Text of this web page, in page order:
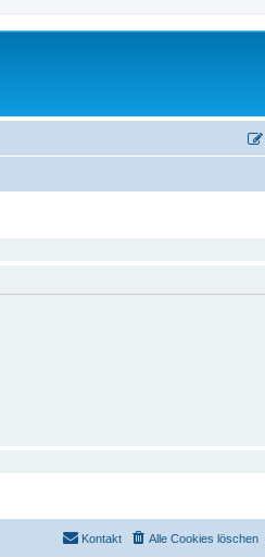
Alle Cookies löschen
Kontakt